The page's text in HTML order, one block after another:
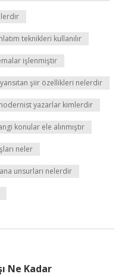
teknikleri kullanılır
işlenmiştir
şiir özellikleri nelerdir
yazarlar kimlerdir
konular ele alınmıştır
neler
unsurları nelerdir
Ne Kadar